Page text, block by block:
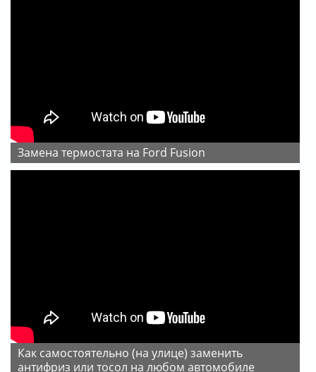
Замена термостата на Ford Fusion
Как самостоятельно (на улице) заменить
антифриз или тосол на любом автомобиле